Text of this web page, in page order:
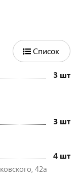
Список
3 шт
3 шт
4 шт
42а